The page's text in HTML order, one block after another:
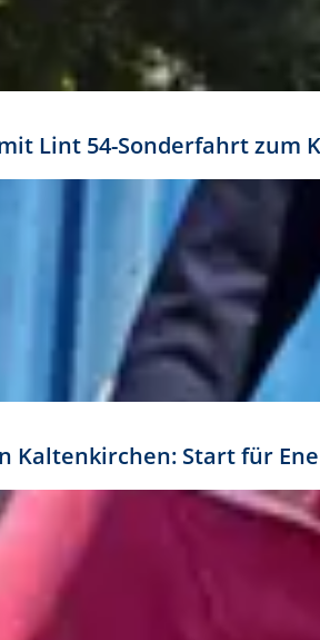
Lint 54-Sonderfahrt
Kaltenkirchen: Start für